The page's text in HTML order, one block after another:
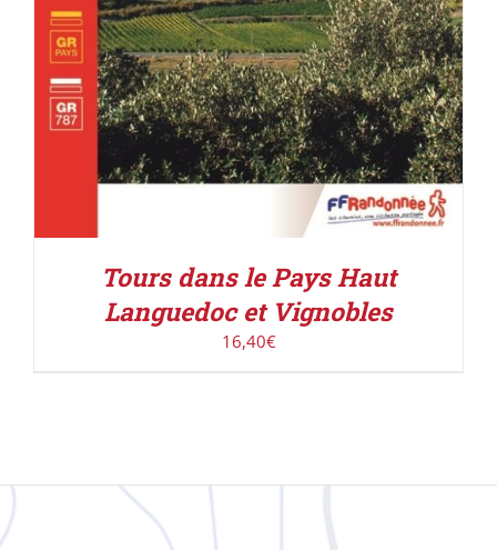
Tours dans le Pays Haut
Languedoc et Vignobles
16,40€